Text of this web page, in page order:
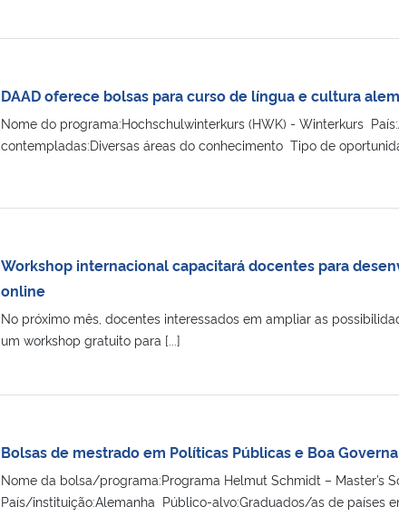
DAAD oferece bolsas para curso de língua e cultura
Nome do programa:Hochschulwinterkurs (HWK) - Winterkurs
contempladas:Diversas áreas do conhecimento Tipo de
Workshop internacional capacitará docentes para
online
No próximo mês, docentes interessados em ampliar as
um workshop gratuito para [...]
Bolsas de mestrado em Políticas Públicas e Boa
Nome da bolsa/programa:Programa Helmut Schmidt – Master’s
País/instituição:Alemanha Público-alvo:Graduados/as de países